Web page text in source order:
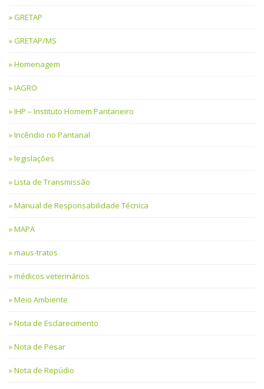
GRETAP
GRETAP/MS
Homenagem
IAGRO
IHP – Instituto Homem Pantaneiro
Incêndio no Pantanal
legislações
Lista de Transmissão
Manual de Responsabilidade Técnica
MAPA
maus-tratos
médicos veterinários
Meio Ambiente
Nota de Esclarecimento
Nota de Pesar
Nota de Repúdio